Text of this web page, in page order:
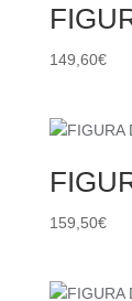
149,60€
159,50€